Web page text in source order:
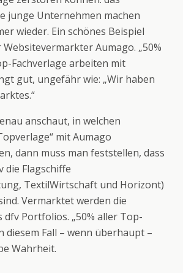
junge Unternehmen machen
wieder. Ein schönes Beispiel
Aumago. „50%
Fachverlage arbeiten mit
gut, ungefähr wie: „Wir haben
anschaut, in welchen
mit Aumago
dann muss man feststellen, dass
die Flagschiffe
TextilWirtschaft und Horizont)
Vermarktet werden die
dfv Portfolios. „50% aller Top-
diesem Fall – wenn überhaupt –
Wahrheit.